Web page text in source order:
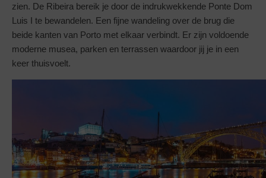
zien. De Ribeira bereik je door de indrukwekkende Ponte Dom
Luis I te bewandelen. Een fijne wandeling over de brug die
beide kanten van Porto met elkaar verbindt. Er zijn voldoende
moderne musea, parken en terrassen waardoor jij je in een
keer thuisvoelt.